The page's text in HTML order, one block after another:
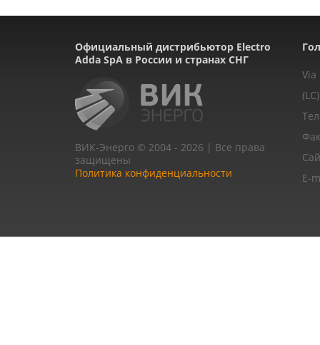
Официальный дистрибьютор Electro
Adda SpA в России и странах СНГ
ВИК-Энерго © 2004 - 2026 | Все права
защищены
Политика конфиденциальности
Via
E-